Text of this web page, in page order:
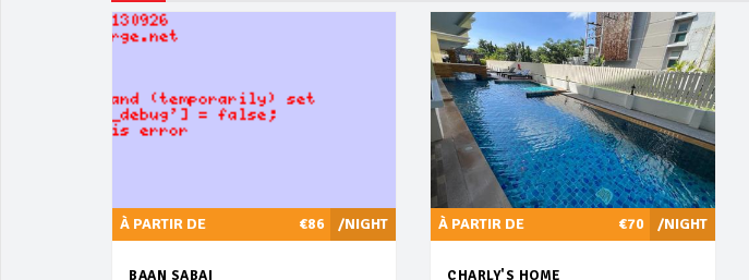
/NIGHT
À PARTIR DE €86
BAAN SABAI
/NIGHT
À PARTIR DE €70
CHARLY'S HOME